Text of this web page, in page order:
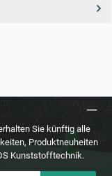
Sie künftig alle
Produktneuheiten
Kunststofftechnik.